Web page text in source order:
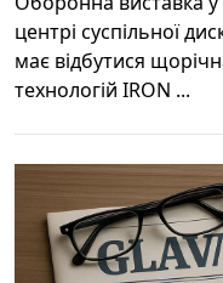
центрі суспільної
має відбутися
технологій IRON ...